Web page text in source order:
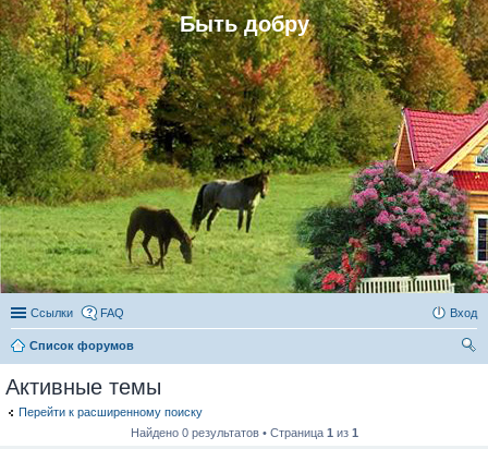
Быть добру
Ссылки FAQ Вход
Список форумов
Активные темы
Перейти к расширенному поиску
Найдено 0 результатов • Страница 1 из 1